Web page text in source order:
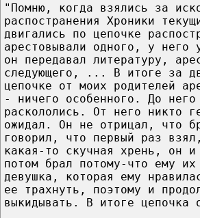
"Помню, когда взялись за
распостранения Хроники
двигались по цепочке
арестовывали одного, у него
он передавал литературу,
следующего, ... В итоге за
цепочке от моих родителей
- ничего особенного. До
раскололись. От него никто
ожидал. Он не отрицал, что
говорил, что первый раз
какая-то скучная хрень, он
потом брал потому-что ему их
девушка, которая ему
ее трахнуть, поэтому и
выкидывать. В итоге цепочка